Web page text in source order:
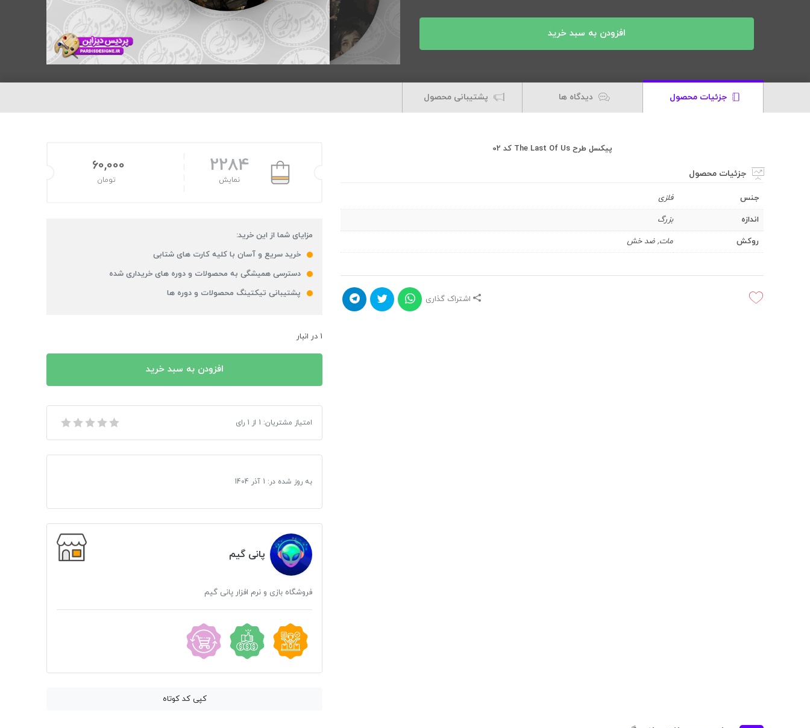
افزودن به سبد خرید
جزئیات محصول دیدگاه ها پشتیبانی محصول
پیکسل طرح The Last Of Us کد 02
جزئیات محصول
جنس
فلزی
اندازه
بزرگ
روکش
مات, ضد خش
اشتراک گذاری
2284
نمایش
60,000
تومان
مزایای شما از این خرید:
خرید سریع و آسان با کلیه کارت های شتابی
دسترسی همیشگی به محصولات و دوره های خریداری شده
پشتیبانی تیکتینگ محصولات و دوره ها
1 در انبار
افزودن به سبد خرید
پیکسل طرح The Last Of Us کد 02
امتیاز مشتریان: 1 از 1 رای
به روز شده در: 1 آذر 1404
پانی گیم
فروشگاه بازی و نرم افزار پانی گیم
کپی کد کوتاه